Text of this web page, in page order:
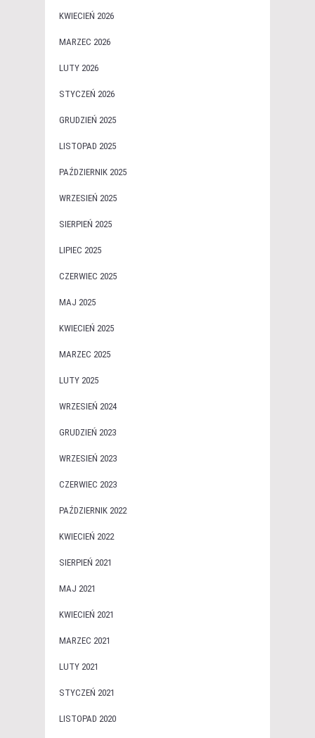
KWIECIEŃ 2026
MARZEC 2026
LUTY 2026
STYCZEŃ 2026
GRUDZIEŃ 2025
LISTOPAD 2025
PAŹDZIERNIK 2025
WRZESIEŃ 2025
SIERPIEŃ 2025
LIPIEC 2025
CZERWIEC 2025
MAJ 2025
KWIECIEŃ 2025
MARZEC 2025
LUTY 2025
WRZESIEŃ 2024
GRUDZIEŃ 2023
WRZESIEŃ 2023
CZERWIEC 2023
PAŹDZIERNIK 2022
KWIECIEŃ 2022
SIERPIEŃ 2021
MAJ 2021
KWIECIEŃ 2021
MARZEC 2021
LUTY 2021
STYCZEŃ 2021
LISTOPAD 2020